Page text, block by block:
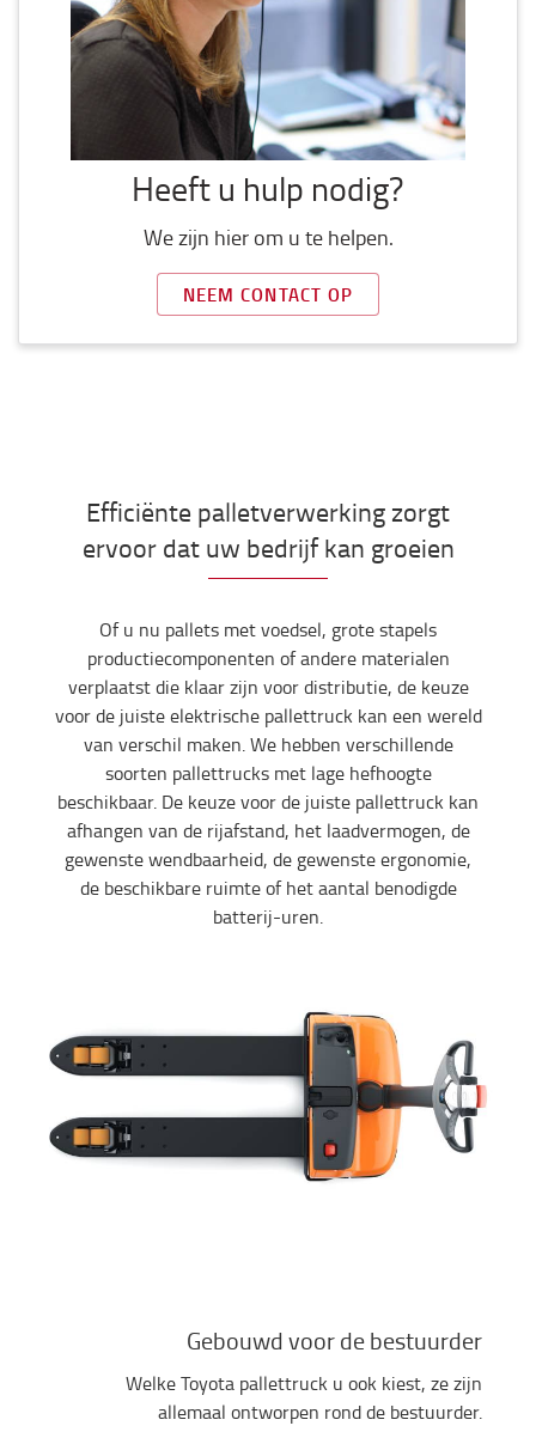
Heeft u hulp nodig?
We zijn hier om u te helpen.
NEEM CONTACT OP
Efficiënte palletverwerking zorgt
ervoor dat uw bedrijf kan groeien
Of u nu pallets met voedsel, grote stapels
productiecomponenten of andere materialen
verplaatst die klaar zijn voor distributie, de keuze
voor de juiste elektrische pallettruck kan een wereld
van verschil maken. We hebben verschillende
soorten pallettrucks met lage hefhoogte
beschikbaar. De keuze voor de juiste pallettruck kan
afhangen van de rijafstand, het laadvermogen, de
gewenste wendbaarheid, de gewenste ergonomie,
de beschikbare ruimte of het aantal benodigde
batterij-uren.
Gebouwd voor de bestuurder
Welke Toyota pallettruck u ook kiest, ze zijn
allemaal ontworpen rond de bestuurder.